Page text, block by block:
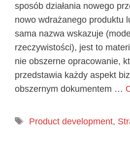
sposób działania nowego
nowo wdrażanego produktu
sama nazwa wskazuje
rzeczywistości), jest to
nie obszerne opracowanie,
przedstawia każdy aspekt
obszernym dokumentem …
Tagi
Product development,